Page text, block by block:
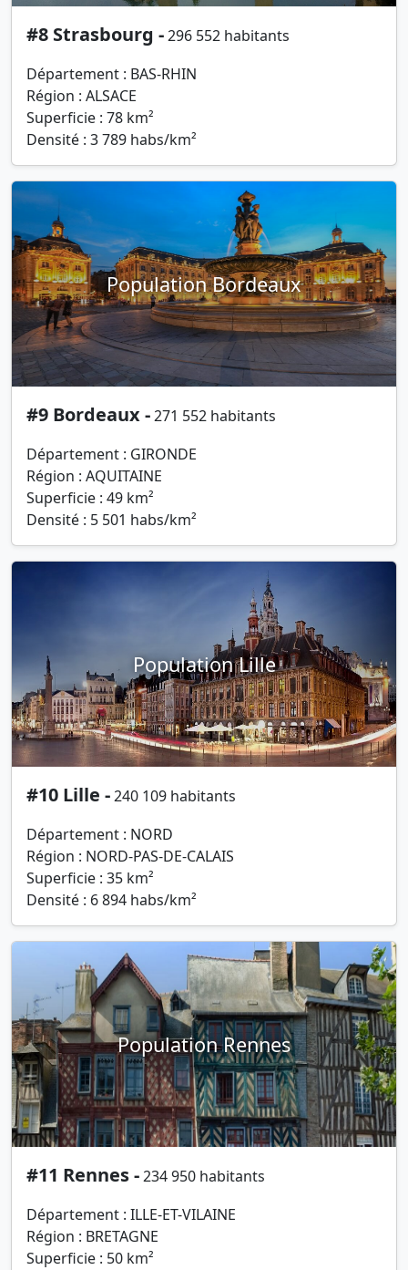
#8 Strasbourg -296 552 habitants
Département : BAS-RHIN
Région : ALSACE
Superficie : 78 km²
Densité : 3 789 habs/km²
Population Bordeaux
#9 Bordeaux -271 552 habitants
Département : GIRONDE
Région : AQUITAINE
Superficie : 49 km²
Densité : 5 501 habs/km²
Population Lille
#10 Lille -240 109 habitants
Département : NORD
Région : NORD-PAS-DE-CALAIS
Superficie : 35 km²
Densité : 6 894 habs/km²
Population Rennes
#11 Rennes -234 950 habitants
Département : ILLE-ET-VILAINE
Région : BRETAGNE
Superficie : 50 km²